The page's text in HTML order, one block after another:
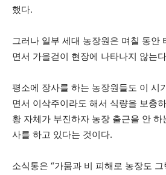
했다.
그러나 일부 세대 농장원은 며칠 동안
면서 가을걷이 현장에 나타나지 않는
평소에 장사를 하는 농장원들도 이 시
면서 이삭주이라도 해서 식량을 보충
황 자체가 부진하자 농장 출근을 안
사를 하고 있다는 것이다.
소식통은 “가뭄과 비 피해로 농장도